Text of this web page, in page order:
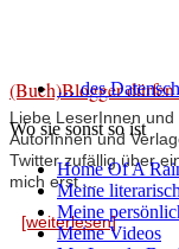
(Buch)Blogger
Liebe LeserInnen
AutorInnen und
Twitter zufällig über
mich erst ...
[weiterlesen]
… des
Wo sie sonst so ist
Home Of A
Meine
Meine
Meine Videos